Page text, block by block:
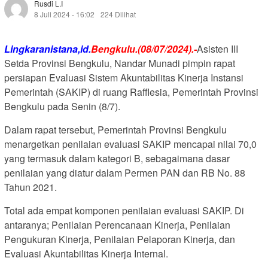
Rusdi L.i
8 Juli 2024 - 16:02
224 Dilihat
Lingkaranistana,id.Bengkulu.(08/07/2024).-Asisten III
Setda Provinsi Bengkulu, Nandar Munadi pimpin rapat
persiapan Evaluasi Sistem Akuntabilitas Kinerja Instansi
Pemerintah (SAKIP) di ruang Rafflesia, Pemerintah Provinsi
Bengkulu pada Senin (8/7).
Dalam rapat tersebut, Pemerintah Provinsi Bengkulu
menargetkan penilaian evaluasi SAKIP mencapai nilai 70,0
yang termasuk dalam kategori B, sebagaimana dasar
penilaian yang diatur dalam Permen PAN dan RB No. 88
Tahun 2021.
Total ada empat komponen penilaian evaluasi SAKIP. Di
antaranya; Penilaian Perencanaan Kinerja, Penilaian
Pengukuran Kinerja, Penilaian Pelaporan Kinerja, dan
Evaluasi Akuntabilitas Kinerja Internal.